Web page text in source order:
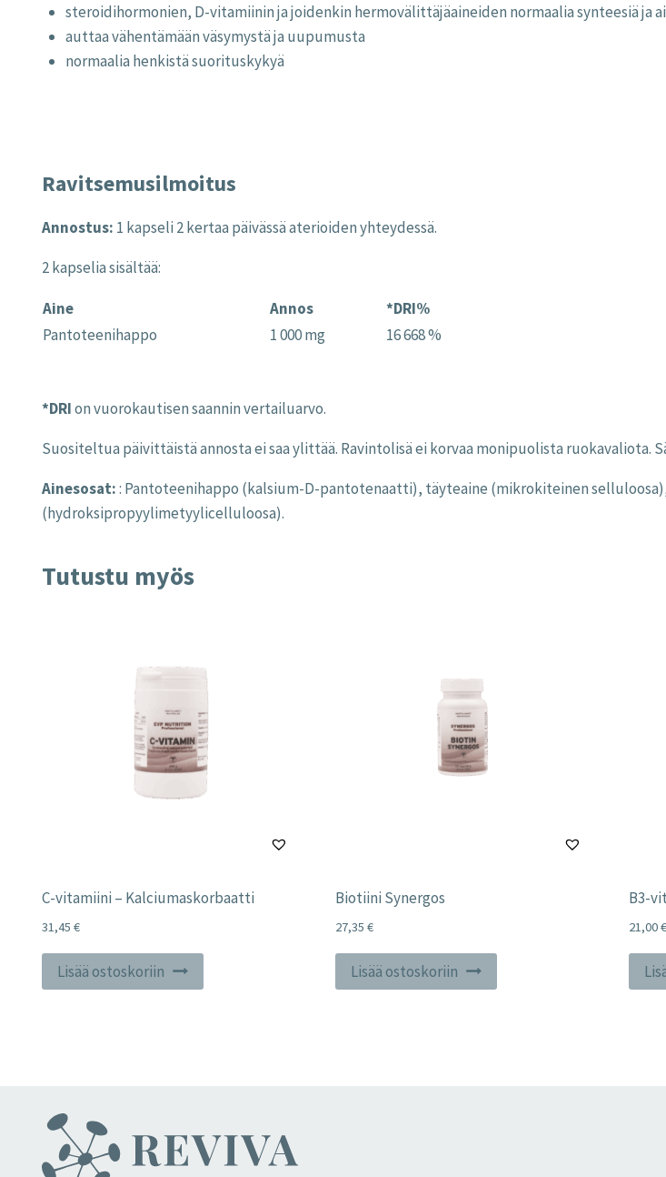
steroidihormonien, D-vitamiinin ja joidenkin hermovälittäjäaineiden normaalia synteesiä ja
auttaa vähentämään väsymystä ja uupumusta
normaalia henkistä suorituskykyä
Ravitsemusilmoitus
Annostus: 1 kapseli 2 kertaa päivässä aterioiden yhteydessä.
2 kapselia sisältää:
Aine Annos
*DRI%
Pantoteenihappo
1 000 mg 16 668 %
*DRIon vuorokautisen saannin vertailuarvo.
Suositeltua päivittäistä annosta ei saa ylittää. Ravintolisä ei korvaa monipuolista
Ainesosat:: Pantoteenihappo (kalsium-D-pantotenaatti), täyteaine (mikrokiteinen
(hydroksipropyylimetyylicelluloosa).
Tutustu myös
C-vitamiini – Kalciumaskorbaatti
31,45 €
Lisää ostoskoriin
Biotiini Synergos
27,35 €
Lisää ostoskoriin
B3-
21,00€